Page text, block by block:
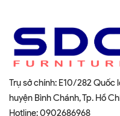
Trụ sở chính: E10/282 Quốc
huyện Bình Chánh, Tp. Hồ
Hotline:0902686968